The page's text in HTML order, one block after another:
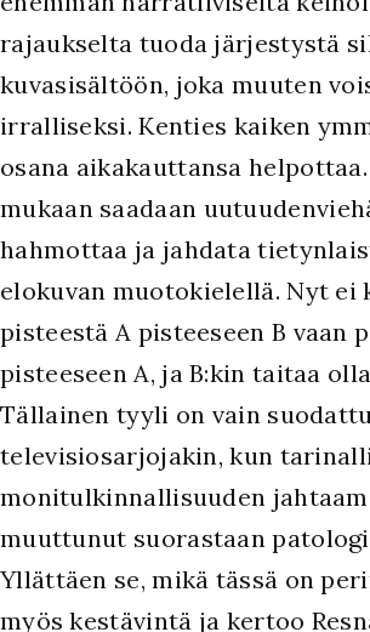
rajaukselta tuoda järjestystä
kuvasisältöön, joka muuten
irralliseksi. Kenties kaiken
osana aikakauttansa
mukaan saadaan
hahmottaa ja jahdata
elokuvan muotokielellä. Nyt ei
pisteestä A pisteeseen B vaan
pisteeseen A, ja B:kin taitaa
Tällainen tyyli on vain
televisiosarjojakin, kun
monitulkinnallisuuden
muuttunut suorastaan
Yllättäen se, mikä tässä on
myös kestävintä ja kertoo